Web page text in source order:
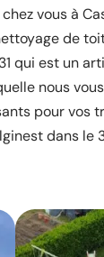
vous à
de
qui est un
nous
pour vos
dans le